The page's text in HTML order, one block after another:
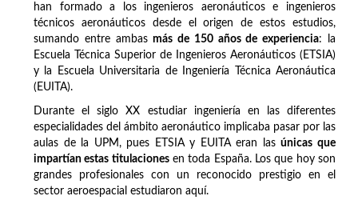
han formado a los ingenieros aeronáuticos e ingenieros
técnicos aeronáuticos desde el origen de estos estudios,
sumando entre ambasmás de 150 años de experiencia: la
Escuela Técnica Superior de Ingenieros Aeronáuticos (ETSIA)
y la Escuela Universitaria de Ingeniería Técnica Aeronáutica
(EUITA).
Durante el siglo XX estudiar ingeniería en las diferentes
especialidades del ámbito aeronáutico implicaba pasar por las
aulas de la UPM, pues ETSIA y EUITA eran lasúnicas que
impartían estas titulacionesen toda España. Los que hoy son
grandes profesionales con un reconocido prestigio en el
sector aeroespacial estudiaron aquí.